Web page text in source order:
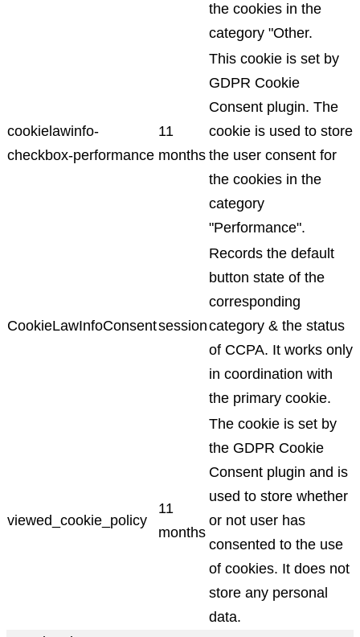
the cookies in the
category "Other.
cookielawinfo-
checkbox-performance
11
months
This cookie is set by
GDPR Cookie
Consent plugin. The
cookie is used to store
the user consent for
the cookies in the
category
"Performance".
CookieLawInfoConsentsession
Records the default
button state of the
corresponding
category & the status
of CCPA. It works only
in coordination with
the primary cookie.
viewed_cookie_policy
11
months
The cookie is set by
the GDPR Cookie
Consent plugin and is
used to store whether
or not user has
consented to the use
of cookies. It does not
store any personal
data.